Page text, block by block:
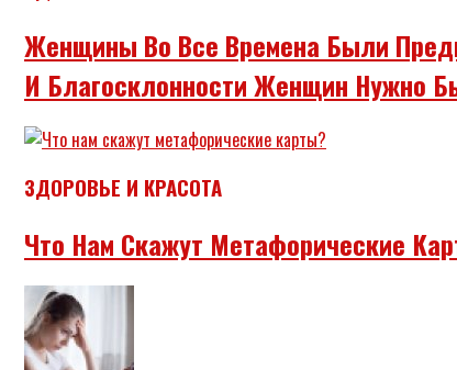
Женщины Во Все Времена Были
И Благосклонности Женщин Нужно
ЗДОРОВЬЕ И КРАСОТА
Что Нам Скажут Метафорические